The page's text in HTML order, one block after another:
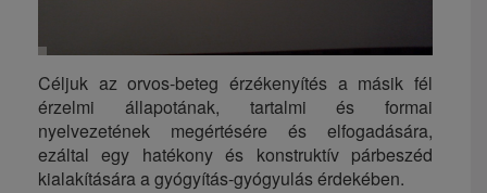
Céljuk az orvos-beteg érzékenyítés a másik fél
érzelmi állapotának, tartalmi és formai
nyelvezetének megértésére és elfogadására,
ezáltal egy hatékony és konstruktív párbeszéd
kialakítására a gyógyítás-gyógyulás érdekében.